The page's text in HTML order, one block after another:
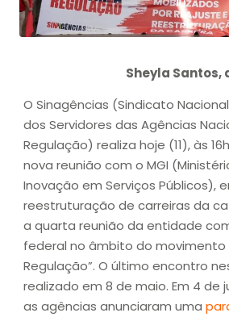
Sheyla Santos,
O Sinagências (Sindicato Nacional
dos Servidores das Agências
Regulação) realiza hoje (11), às
nova reunião com o MGI
Inovação em Serviços Públicos),
reestruturação de carreiras da
a quarta reunião da entidade
federal no âmbito do movimento
Regulação”. O último encontro
realizado em 8 de maio. Em 4 de
as agências anunciaram uma